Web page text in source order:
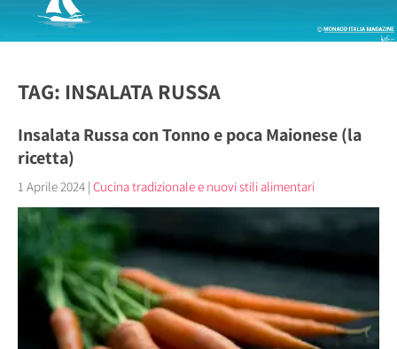
TAG: INSALATA RUSSA
Insalata Russa con Tonno e poca Maionese (la
ricetta)
1 Aprile 2024 | Cucina tradizionale e nuovi stili alimentari